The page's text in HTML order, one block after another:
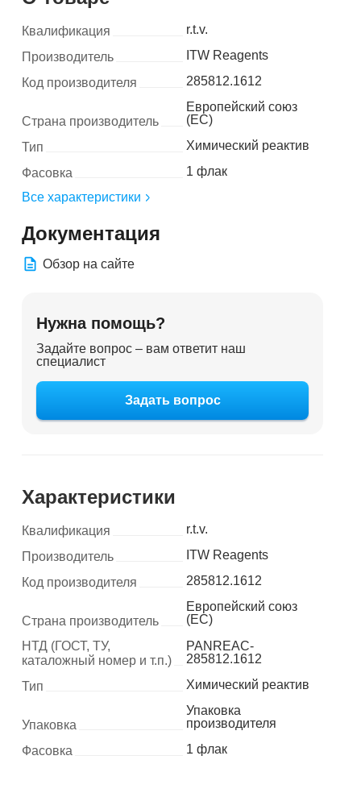
Квалификация
r.t.v.
Производитель
ITW Reagents
Код производителя
285812.1612
Страна производитель
Европейский союз
(ЕС)
Тип
Химический реактив
Фасовка
1 флак
Все характеристики
Документация
Обзор на сайте
Нужна помощь?
Задайте вопрос – вам ответит наш
специалист
Задать вопрос
Характеристики
Квалификация
r.t.v.
Производитель
ITW Reagents
Код производителя
285812.1612
Страна производитель
Европейский союз
(ЕС)
НТД (ГОСТ, ТУ,
каталожный номер и т.п.)
PANREAC-
285812.1612
Тип
Химический реактив
Упаковка
Упаковка
производителя
Фасовка
1 флак